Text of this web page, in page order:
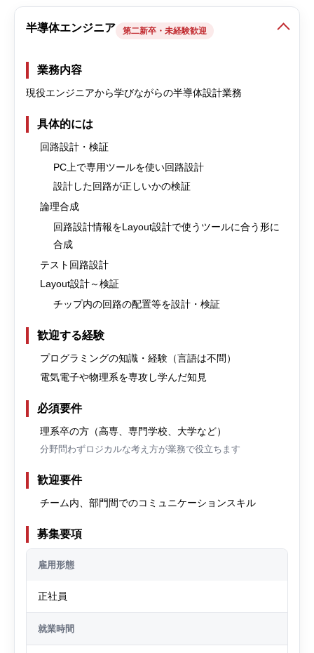
半導体エンジニア 第二新卒・未経験歓迎
業務内容
現役エンジニアから学びながらの半導体設計業務
具体的には
回路設計・検証
PC上で専用ツールを使い回路設計
設計した回路が正しいかの検証
論理合成
回路設計情報をLayout設計で使うツールに合う形に
合成
テスト回路設計
Layout設計～検証
チップ内の回路の配置等を設計・検証
歓迎する経験
プログラミングの知識・経験（言語は不問）
電気電子や物理系を専攻し学んだ知見
必須要件
理系卒の方（高専、専門学校、大学など）
分野問わずロジカルな考え方が業務で役立ちます
歓迎要件
チーム内、部門間でのコミュニケーションスキル
募集要項
雇用形態
正社員
就業時間